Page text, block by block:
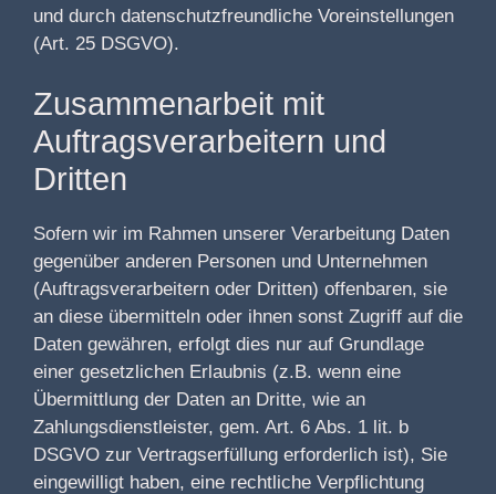
und durch datenschutzfreundliche Voreinstellungen
(Art. 25 DSGVO).
Zusammenarbeit mit
Auftragsverarbeitern und
Dritten
Sofern wir im Rahmen unserer Verarbeitung Daten
gegenüber anderen Personen und Unternehmen
(Auftragsverarbeitern oder Dritten) offenbaren, sie
an diese übermitteln oder ihnen sonst Zugriff auf die
Daten gewähren, erfolgt dies nur auf Grundlage
einer gesetzlichen Erlaubnis (z.B. wenn eine
Übermittlung der Daten an Dritte, wie an
Zahlungsdienstleister, gem. Art. 6 Abs. 1 lit. b
DSGVO zur Vertragserfüllung erforderlich ist), Sie
eingewilligt haben, eine rechtliche Verpflichtung